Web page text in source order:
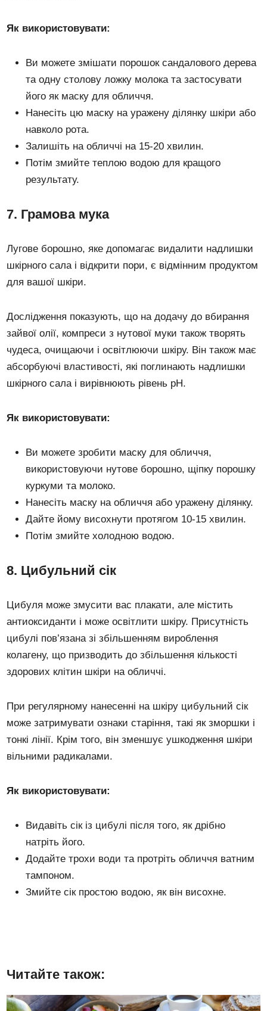
Як використовувати:
Ви можете змішати порошок сандалового дерева
та одну столову ложку молока та застосувати
його як маску для обличчя.
Нанесіть цю маску на уражену ділянку шкіри або
навколо рота.
Залишіть на обличчі на 15-20 хвилин.
Потім змийте теплою водою для кращого
результату.
7. Грамова мука
Лугове борошно, яке допомагає видалити надлишки
шкірного сала і відкрити пори, є відмінним продуктом
для вашої шкіри.
Дослідження показують, що на додачу до вбирання
зайвої олії, компреси з нутової муки також творять
чудеса, очищаючи і освітлюючи шкіру. Він також має
абсорбуючі властивості, які поглинають надлишки
шкірного сала і вирівнюють рівень pH.
Як використовувати:
Ви можете зробити маску для обличчя,
використовуючи нутове борошно, щіпку порошку
куркуми та молоко.
Нанесіть маску на обличчя або уражену ділянку.
Дайте йому висохнути протягом 10-15 хвилин.
Потім змийте холодною водою.
8. Цибульний сік
Цибуля може змусити вас плакати, але містить
антиоксиданти і може освітлити шкіру. Присутність
цибулі пов’язана зі збільшенням вироблення
колагену, що призводить до збільшення кількості
здорових клітин шкіри на обличчі.
При регулярному нанесенні на шкіру цибульний сік
може затримувати ознаки старіння, такі як зморшки і
тонкі лінії. Крім того, він зменшує ушкодження шкіри
вільними радикалами.
Як використовувати:
Видавіть сік із цибулі після того, як дрібно
натріть його.
Додайте трохи води та протріть обличчя ватним
тампоном.
Змийте сік простою водою, як він висохне.
Читайте також: